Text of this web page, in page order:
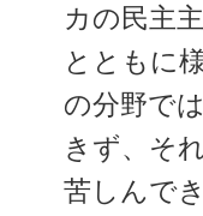
カの民主
とともに
の分野で
きず、そ
苦しんで